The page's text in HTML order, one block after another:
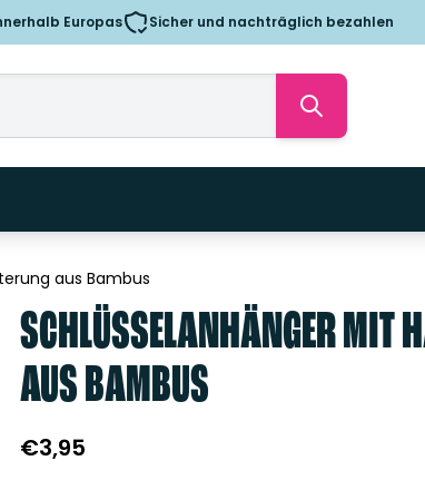
Europas Sicher und nachträglich bezahlen
aus Bambus
SCHLÜSSELANHÄNGER MIT
AUS BAMBUS
€3,95